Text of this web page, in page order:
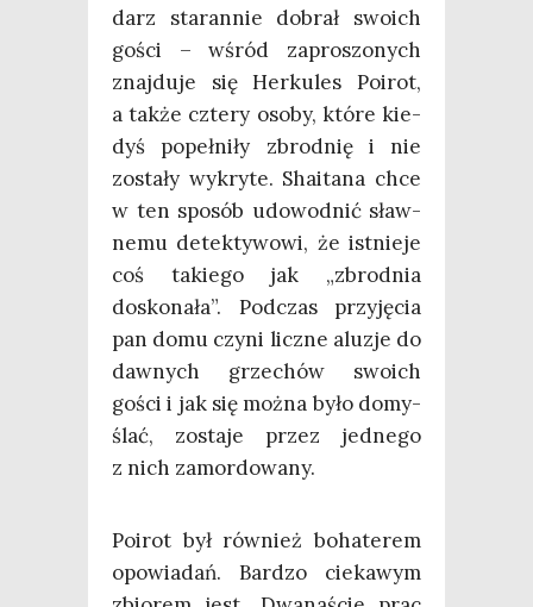
darz sta­ran­nie dobrał swo­ich
gości – wśród zapro­szo­nych
znaj­du­je się Her­ku­les Poirot,
a tak­że czte­ry oso­by, któ­re kie­
dyś popeł­ni­ły zbrod­nię i nie
zosta­ły wykry­te. Sha­ita­na chce
w ten spo­sób udo­wod­nić sław­
ne­mu detek­ty­wo­wi, że ist­nie­je
coś takie­go jak „zbrod­nia
dosko­na­ła”. Pod­czas przy­ję­cia
pan domu czy­ni licz­ne alu­zje do
daw­nych grze­chów swo­ich
gości i jak się moż­na było domy­
ślać, zosta­je przez jed­ne­go
z nich zamordowany.
Poirot był rów­nież boha­te­rem
opo­wia­dań. Bar­dzo cie­ka­wym